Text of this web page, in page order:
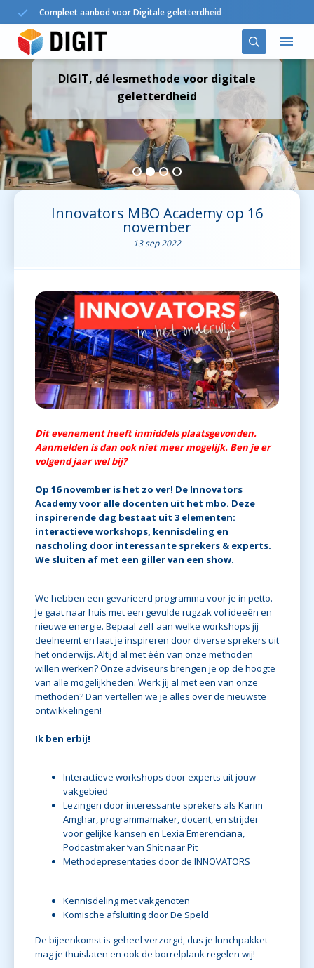
Compleet aanbod voor Digitale geletterdheid
DIGIT in het onderwijs
Agenda
DIGIT, dé lesmethode voor digitale
geletterdheid
Innovators MBO Academy op 16
november
13 sep 2022
Dit evenement heeft inmiddels plaatsgevonden.
Aanmelden is dan ook niet meer mogelijk. Ben je er
volgend jaar wel bij?
Op 16 november is het zo ver! De Innovators
Academy voor alle docenten uit het mbo. Deze
inspirerende dag bestaat uit 3 elementen:
interactieve workshops, kennisdeling en
nascholing door interessante sprekers & experts.
We sluiten af met een giller van een show.
We hebben een gevarieerd programma voor je in petto.
Je gaat naar huis met een gevulde rugzak vol ideeën en
nieuwe energie. Bepaal zelf aan welke workshops jij
deelneemt en laat je inspireren door diverse sprekers uit
het onderwijs. Altijd al met één van onze methoden
willen werken? Onze adviseurs brengen je op de hoogte
van alle mogelijkheden. Werk jij al met een van onze
methoden? Dan vertellen we je alles over de nieuwste
ontwikkelingen!
Ik ben erbij!
Interactieve workshops door experts uit jouw
vakgebied
Lezingen door interessante sprekers als Karim
Amghar, programmamaker, docent, en strijder
voor gelijke kansen en Lexia Emerenciana,
Podcastmaker ‘van Shit naar Pit
Methodepresentaties door de INNOVATORS
Kennisdeling met vakgenoten
Komische afsluiting door De Speld
De bijeenkomst is geheel verzorgd, dus je lunchpakket
mag je thuislaten en ook de borrelplank regelen wij!